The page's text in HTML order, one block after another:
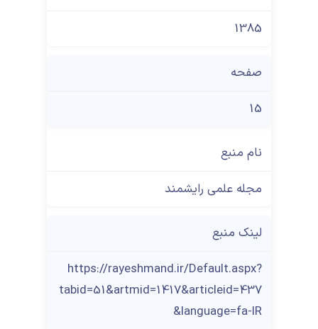
1385
صفحه
15
نام منبع
مجله علمی رایشمند
لینک منبع
https://rayeshmand.ir/Default.aspx?
tabid=51&artmid=1417&articleid=437
&language=fa-IR